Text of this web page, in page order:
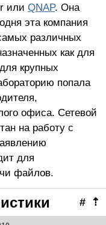
или QNAP. Она
эта компания
различных
как для
крупных
попала
офиса. Сетевой
на работу с
для
файлов.
⇡
#